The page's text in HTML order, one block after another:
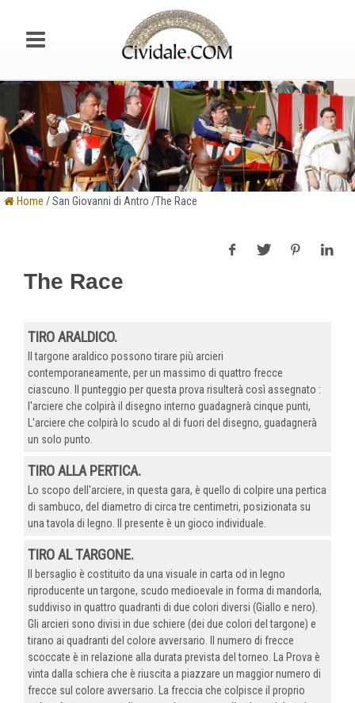
Home / San Giovanni di Antro /The Race
The Race
TIRO ARALDICO.
Il targone araldico possono tirare più arcieri
contemporaneamente, per un massimo di quattro frecce
ciascuno. Il punteggio per questa prova risulterà così assegnato :
l'arciere che colpirà il disegno interno guadagnerà cinque punti,
L'arciere che colpirà lo scudo al di fuori del disegno, guadagnerà
un solo punto.
TIRO ALLA PERTICA.
Lo scopo dell'arciere, in questa gara, è quello di colpire una pertica
di sambuco, del diametro di circa tre centimetri, posizionata su
una tavola di legno. Il presente è un gioco individuale.
TIRO AL TARGONE.
Il bersaglio è costituito da una visuale in carta od in legno
riproducente un targone, scudo medioevale in forma di mandorla,
suddiviso in quattro quadranti di due colori diversi (Giallo e nero).
Gli arcieri sono divisi in due schiere (dei due colori del targone) e
tirano ai quadranti del colore avversario. Il numero di frecce
scoccate è in relazione alla durata prevista del torneo. La Prova è
vinta dalla schiera che è riuscita a piazzare un maggior numero di
frecce sul colore avversario. La freccia che colpisce il proprio